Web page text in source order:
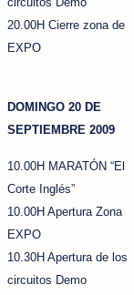
20.00H Cierre zona de
EXPO
DOMINGO 20 DE
SEPTIEMBRE 2009
10.00H MARATÓN “El
Corte Inglés”
10.00H Apertura Zona
EXPO
10.30H Apertura de los
circuitos Demo